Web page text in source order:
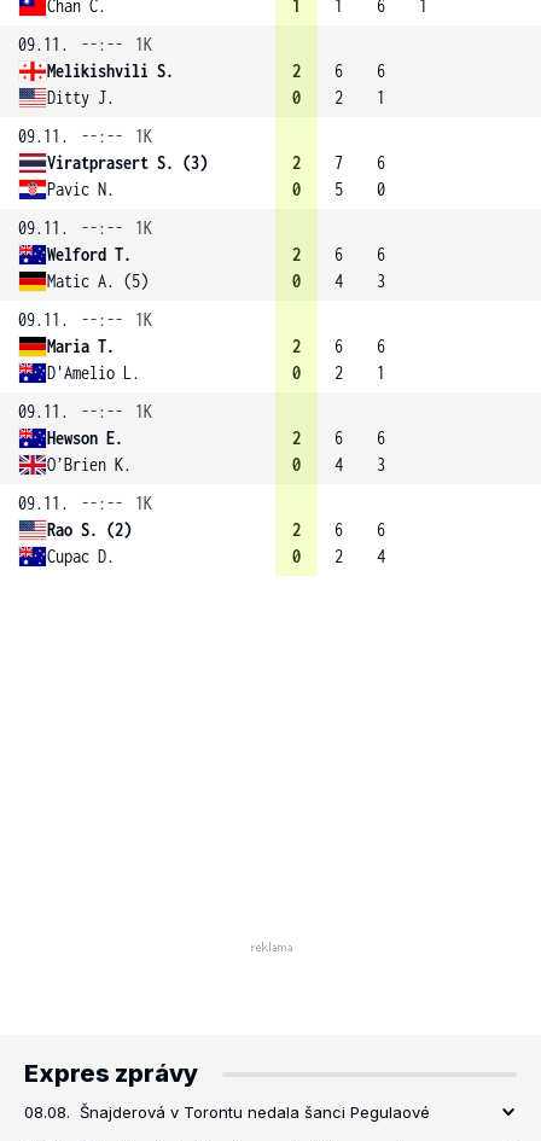
Chan C. 1 1 6
1
09.11.
--:--
1K
Melikishvili S.
Ditty J.
2
0
6
2
6
1
09.11.
--:--
1K
Viratprasert S. (3)
Pavic N.
2
0
7
5
6
0
09.11.
--:--
1K
Welford T.
Matic A. (5)
2
0
6
4
6
3
09.11.
--:--
1K
Maria T.
D'Amelio L.
2
0
6
2
6
1
09.11.
--:--
1K
Hewson E.
O’Brien K.
2
0
6
4
6
3
09.11.
--:--
1K
Rao S. (2)
Cupac D.
2
0
6
2
6
4
Expres zprávy
08.08. Šnajderová v Torontu nedala šanci Pegulaové